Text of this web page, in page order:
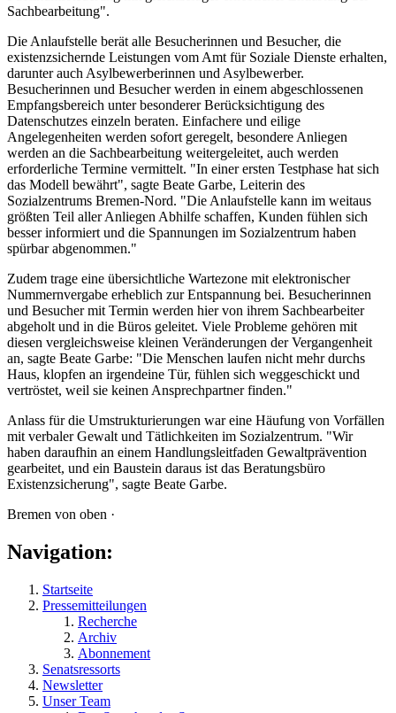
Sachbearbeitung".
Die Anlaufstelle berät alle Besucherinnen und Besucher, die
existenzsichernde Leistungen vom Amt für Soziale Dienste erhalten,
darunter auch Asylbewerberinnen und Asylbewerber.
Besucherinnen und Besucher werden in einem abgeschlossenen
Empfangsbereich unter besonderer Berücksichtigung des
Datenschutzes einzeln beraten. Einfachere und eilige
Angelegenheiten werden sofort geregelt, besondere Anliegen
werden an die Sachbearbeitung weitergeleitet, auch werden
erforderliche Termine vermittelt. "In einer ersten Testphase hat sich
das Modell bewährt", sagte Beate Garbe, Leiterin des
Sozialzentrums Bremen-Nord. "Die Anlaufstelle kann im weitaus
größten Teil aller Anliegen Abhilfe schaffen, Kunden fühlen sich
besser informiert und die Spannungen im Sozialzentrum haben
spürbar abgenommen."
Zudem trage eine übersichtliche Wartezone mit elektronischer
Nummernvergabe erheblich zur Entspannung bei. Besucherinnen
und Besucher mit Termin werden hier von ihrem Sachbearbeiter
abgeholt und in die Büros geleitet. Viele Probleme gehören mit
diesen vergleichsweise kleinen Veränderungen der Vergangenheit
an, sagte Beate Garbe: "Die Menschen laufen nicht mehr durchs
Haus, klopfen an irgendeine Tür, fühlen sich weggeschickt und
vertröstet, weil sie keinen Ansprechpartner finden."
Anlass für die Umstrukturierungen war eine Häufung von Vorfällen
mit verbaler Gewalt und Tätlichkeiten im Sozialzentrum. "Wir
haben daraufhin an einem Handlungsleitfaden Gewaltprävention
gearbeitet, und ein Baustein daraus ist das Beratungsbüro
Existenzsicherung", sagte Beate Garbe.
Bremen von oben ·
Navigation:
Startseite
Pressemitteilungen
Recherche
Archiv
Abonnement
Senatsressorts
Newsletter
Unser Team